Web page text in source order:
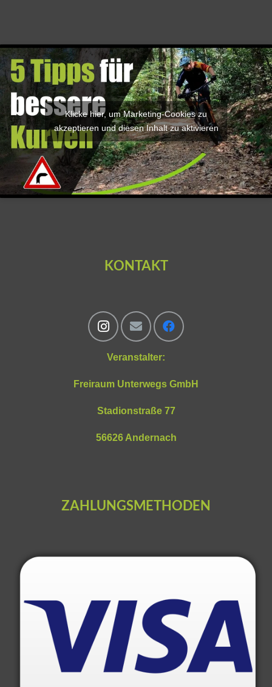
Klicke hier, um Marketing-Cookies zu
akzeptieren und diesen Inhalt zu aktivieren
KONTAKT
Veranstalter:
Freiraum Unterwegs GmbH
Stadionstraße 77
56626 Andernach
ZAHLUNGSMETHODEN